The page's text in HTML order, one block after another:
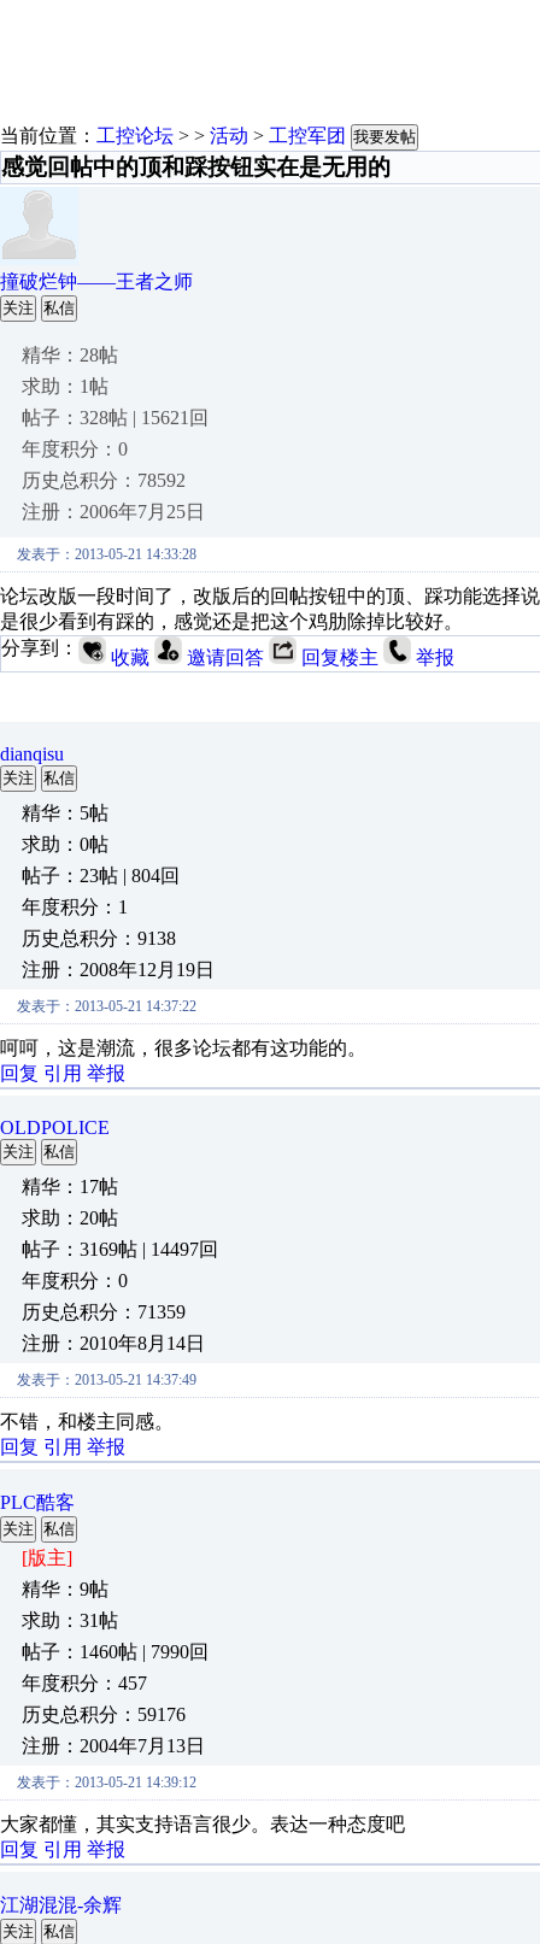
当前位置： 工控论坛 > > 活动 > 工控军团 我要发帖
感觉回帖中的顶和踩按钮实在是无用的
撞破烂钟——王者之师
关注 私信
精华：28帖
求助：1帖
帖子：328帖 | 15621回
年度积分：0
历史总积分：78592
注册：2006年7月25日
发表于：2013-05-21 14:33:28
论坛改版一段时间了，改版后的回帖按钮中的顶、踩功能选择
是很少看到有踩的，感觉还是把这个鸡肋除掉比较好。
分享到：
收藏 邀请回答 回复楼主 举报
dianqisu
关注 私信
精华：5帖
求助：0帖
帖子：23帖 | 804回
年度积分：1
历史总积分：9138
注册：2008年12月19日
发表于：2013-05-21 14:37:22
呵呵，这是潮流，很多论坛都有这功能的。
回复 引用 举报
OLDPOLICE
关注 私信
精华：17帖
求助：20帖
帖子：3169帖 | 14497回
年度积分：0
历史总积分：71359
注册：2010年8月14日
发表于：2013-05-21 14:37:49
不错，和楼主同感。
回复 引用 举报
PLC酷客
关注 私信
[版主]
精华：9帖
求助：31帖
帖子：1460帖 | 7990回
年度积分：457
历史总积分：59176
注册：2004年7月13日
发表于：2013-05-21 14:39:12
大家都懂，其实支持语言很少。表达一种态度吧
回复 引用 举报
江湖混混-余辉
关注 私信